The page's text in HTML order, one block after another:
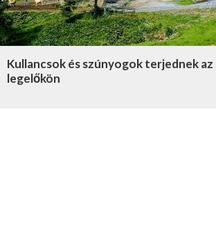
Kullancsok és szúnyogok terjednek az
legelőkön